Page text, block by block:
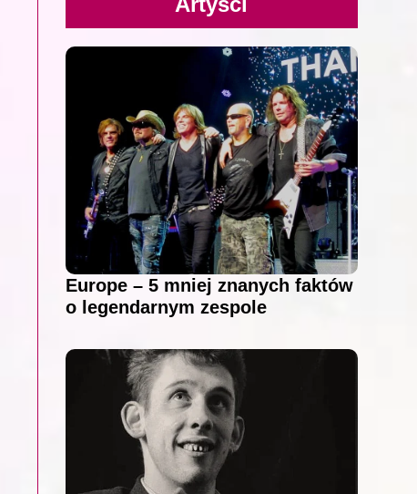
Europe – 5 mniej znanych faktów
o legendarnym zespole